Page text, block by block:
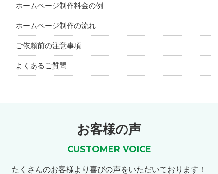
ホームページ制作料金の例
ホームページ制作の流れ
ご依頼前の注意事項
よくあるご質問
お客様の声
CUSTOMER VOICE
たくさんのお客様より喜びの声をいただいております！